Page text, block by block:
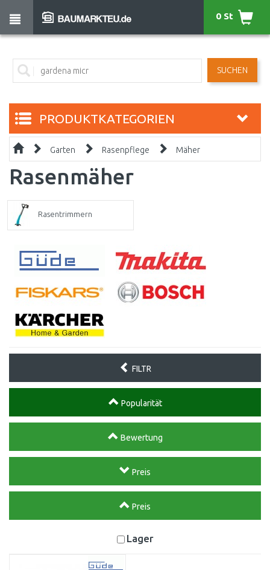
SUCHEN
0 St
PRODUKTKATEGORIEN
Garten Rasenpflege Mäher
Rasenmäher
Rasentrimmern
FILTR
Popularität
Bewertung
Preis
Preis
Lager